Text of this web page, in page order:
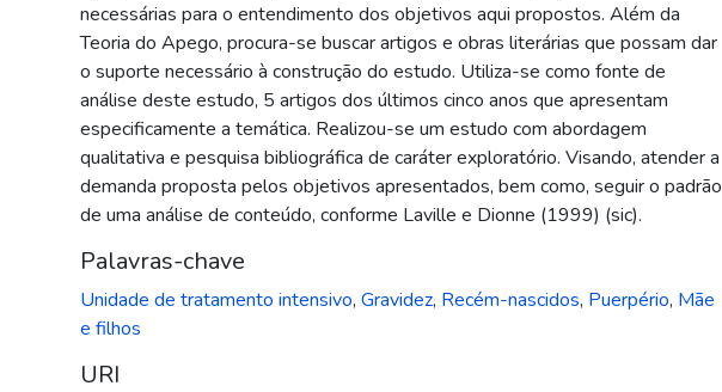
necessárias para o entendimento dos objetivos aqui propostos. Além da
Teoria do Apego, procura-se buscar artigos e obras literárias que possam dar
o suporte necessário à construção do estudo. Utiliza-se como fonte de
análise deste estudo, 5 artigos dos últimos cinco anos que apresentam
especificamente a temática. Realizou-se um estudo com abordagem
qualitativa e pesquisa bibliográfica de caráter exploratório. Visando, atender a
demanda proposta pelos objetivos apresentados, bem como, seguir o padrão
de uma análise de conteúdo, conforme Laville e Dionne (1999) (sic).
Palavras-chave
Unidade de tratamento intensivo, Gravidez, Recém-nascidos, Puerpério, Mãe
e filhos
URI